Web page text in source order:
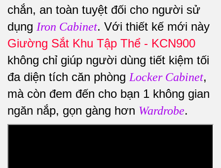
chắn, an toàn tuyệt đối cho người sử
dụng Iron Cabinet. Với thiết kế mới này
Giường Sắt Khu Tập Thể - KCN900
không chỉ giúp người dùng tiết kiệm tối
đa diện tích căn phòng Locker Cabinet,
mà còn đem đến cho bạn 1 không gian
ngăn nắp, gọn gàng hơn Wardrobe.